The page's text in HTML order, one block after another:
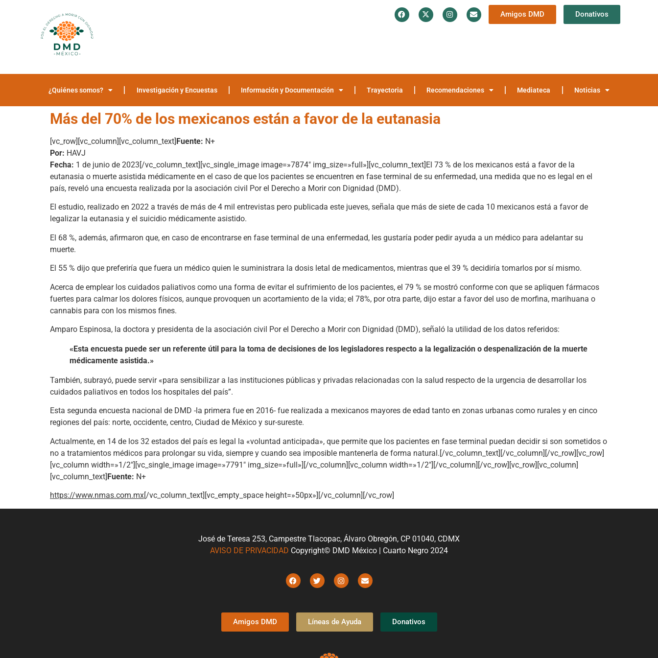
Amigos DMD Donativos
¿Quiénes somos? Investigación y Encuestas Información y Documentación Trayectoria Recomendaciones Mediateca Noticias
Más del 70% de los mexicanos están a favor de la eutanasia
[vc_row][vc_column][vc_column_text]Fuente: N+
Por: HAVJ
Fecha: 1 de junio de 2023[/vc_column_text][vc_single_image image=»7874″ img_size=»full»][vc_column_text]El 73 % de los mexicanos está a favor de la
eutanasia o muerte asistida médicamente en el caso de que los pacientes se encuentren en fase terminal de su enfermedad, una medida que no es legal en el
país, reveló una encuesta realizada por la asociación civil Por el Derecho a Morir con Dignidad (DMD).
El estudio, realizado en 2022 a través de más de 4 mil entrevistas pero publicada este jueves, señala que más de siete de cada 10 mexicanos está a favor de
legalizar la eutanasia y el suicidio médicamente asistido.
El 68 %, además, afirmaron que, en caso de encontrarse en fase terminal de una enfermedad, les gustaría poder pedir ayuda a un médico para adelantar su
muerte.
El 55 % dijo que preferiría que fuera un médico quien le suministrara la dosis letal de medicamentos, mientras que el 39 % decidiría tomarlos por sí mismo.
Acerca de emplear los cuidados paliativos como una forma de evitar el sufrimiento de los pacientes, el 79 % se mostró conforme con que se apliquen fármacos
fuertes para calmar los dolores físicos, aunque provoquen un acortamiento de la vida; el 78%, por otra parte, dijo estar a favor del uso de morfina, marihuana o
cannabis para con los mismos fines.
Amparo Espinosa, la doctora y presidenta de la asociación civil Por el Derecho a Morir con Dignidad (DMD), señaló la utilidad de los datos referidos:
«Esta encuesta puede ser un referente útil para la toma de decisiones de los legisladores respecto a la legalización o despenalización de la muerte
médicamente asistida.»
También, subrayó, puede servir «para sensibilizar a las instituciones públicas y privadas relacionadas con la salud respecto de la urgencia de desarrollar los
cuidados paliativos en todos los hospitales del país”.
Esta segunda encuesta nacional de DMD -la primera fue en 2016- fue realizada a mexicanos mayores de edad tanto en zonas urbanas como rurales y en cinco
regiones del país: norte, occidente, centro, Ciudad de México y sur-sureste.
Actualmente, en 14 de los 32 estados del país es legal la «voluntad anticipada», que permite que los pacientes en fase terminal puedan decidir si son sometidos o
no a tratamientos médicos para prolongar su vida, siempre y cuando sea imposible mantenerla de forma natural.[/vc_column_text][/vc_column][/vc_row][vc_row]
[vc_column width=»1/2″][vc_single_image image=»7791″ img_size=»full»][/vc_column][vc_column width=»1/2″][/vc_column][/vc_row][vc_row][vc_column]
[vc_column_text]Fuente: N+
https://www.nmas.com.mx[/vc_column_text][vc_empty_space height=»50px»][/vc_column][/vc_row]
José de Teresa 253, Campestre Tlacopac, Álvaro Obregón, CP 01040, CDMX
AVISO DE PRIVACIDAD Copyright© DMD México | Cuarto Negro 2024
Amigos DMD Líneas de Ayuda Donativos